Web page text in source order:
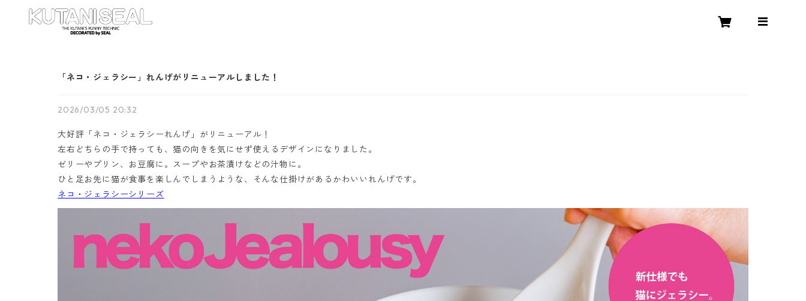
「ネコ・ジェラシー」れんげがリニューアルしました！
2026/03/05 20:32
大好評「ネコ・ジェラシーれんげ」がリニューアル！
左右どちらの手で持っても、猫の向きを気にせず使えるデザインになりました。
ゼリーやプリン、お豆腐に。スープやお茶漬けなどの汁物に。
ひと足お先に猫が食事を楽しんでしまうような、そんな仕掛けがあるかわいいれんげです。
ネコ・ジェラシーシリーズ